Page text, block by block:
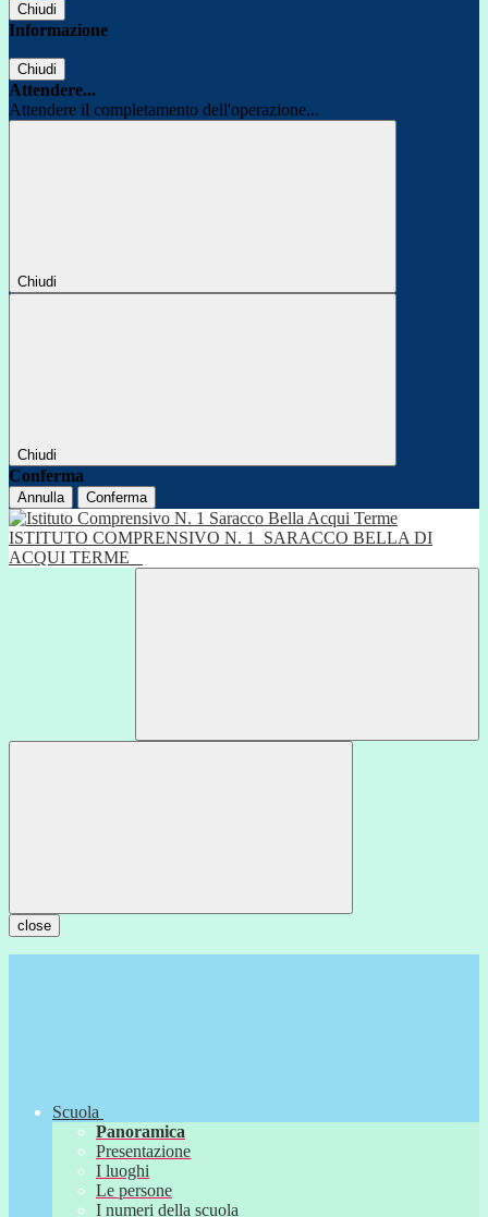
Chiudi
Informazione
Chiudi
Attendere...
Attendere il completamento dell'operazione...
Chiudi
Chiudi
Conferma
Annulla Conferma
ISTITUTO COMPRENSIVO N. 1
SARACCO BELLA DI
ACQUI TERME
close
Scuola
Panoramica
Presentazione
I luoghi
Le persone
I numeri della scuola